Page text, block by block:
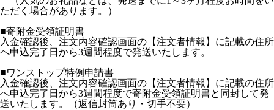
ただく場合があります。）
■寄附金受領証明書
入金確認後、注文内容確認画面の【注文者情報】に記載の住所
へ申込完了日から3週間程度で発送いたします。
■ワンストップ特例申請書
入金確認後、注文内容確認画面の【注文者情報】に記載の住所
へ申込完了日から3週間程度で寄附金受領証明書と同封して発
送いたします。（返信封筒あり・切手不要）